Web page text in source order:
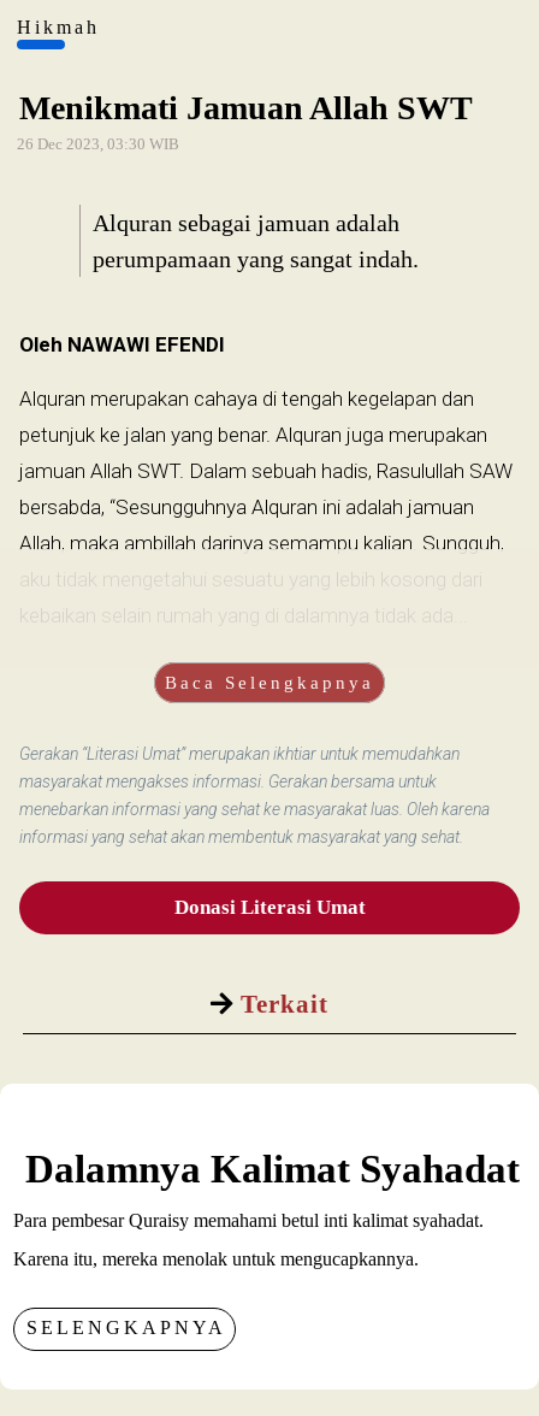
Terkait
Hikmah
Menikmati Jamuan Allah SWT
26 Dec 2023, 03:30 WIB
Alquran sebagai jamuan adalah
perumpamaan yang sangat indah.
Oleh NAWAWI EFENDI
Alquran merupakan cahaya di tengah kegelapan dan
petunjuk ke jalan yang benar. Alquran juga merupakan
jamuan Allah SWT. Dalam sebuah hadis, Rasulullah SAW
bersabda, “Sesungguhnya Alquran ini adalah jamuan
Allah, maka ambillah darinya semampu kalian. Sungguh,
aku tidak mengetahui sesuatu yang lebih kosong dari
kebaikan selain rumah yang di dalamnya tidak ada...
Baca Selengkapnya
Gerakan “Literasi Umat” merupakan ikhtiar untuk memudahkan
masyarakat mengakses informasi. Gerakan bersama untuk
menebarkan informasi yang sehat ke masyarakat luas. Oleh karena
informasi yang sehat akan membentuk masyarakat yang sehat.
Donasi Literasi Umat
Dalamnya Kalimat Syahadat
Para pembesar Quraisy memahami betul inti kalimat syahadat.
Karena itu, mereka menolak untuk mengucapkannya.
SELENGKAPNYA